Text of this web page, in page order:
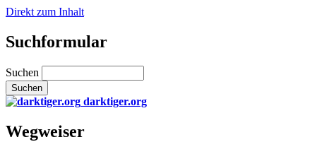
Direkt zum Inhalt
Suchformular
Suchen
darktiger.org
Wegweiser